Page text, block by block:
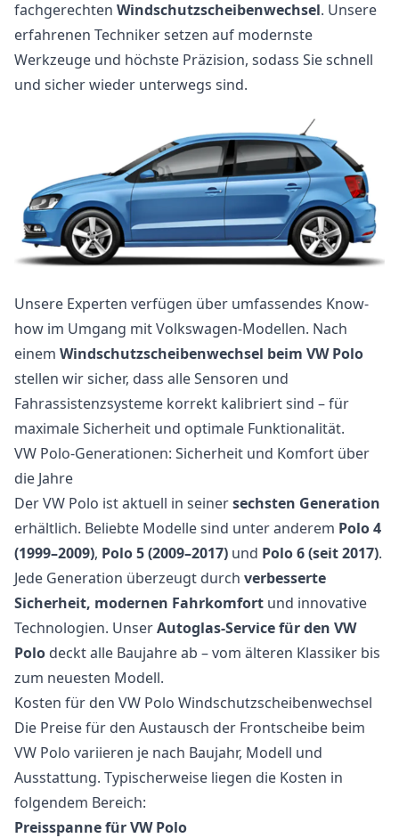
fachgerechten Windschutzscheibenwechsel. Unsere
erfahrenen Techniker setzen auf modernste
Werkzeuge und höchste Präzision, sodass Sie schnell
und sicher wieder unterwegs sind.
Unsere Experten verfügen über umfassendes Know-
how im Umgang mit Volkswagen-Modellen. Nach
einem Windschutzscheibenwechsel beim VW Polo
stellen wir sicher, dass alle Sensoren und
Fahrassistenzsysteme korrekt kalibriert sind – für
maximale Sicherheit und optimale Funktionalität.
VW Polo-Generationen: Sicherheit und Komfort über
die Jahre
Der VW Polo ist aktuell in seinersechsten Generation
erhältlich. Beliebte Modelle sind unter anderem Polo 4
(1999–2009), Polo 5 (2009–2017) und Polo 6 (seit 2017).
Jede Generation überzeugt durch verbesserte
Sicherheit, modernen Fahrkomfort und innovative
Technologien. UnserAutoglas-Service für den VW
Polo deckt alle Baujahre ab – vom älteren Klassiker bis
zum neuesten Modell.
Kosten für den VW Polo Windschutzscheibenwechsel
Die Preise für den Austausch der Frontscheibe beim
VW Polo variieren je nach Baujahr, Modell und
Ausstattung. Typischerweise liegen die Kosten in
folgendem Bereich:
Preisspanne für VW Polo